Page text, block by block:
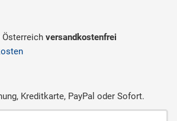
Österreich versandkostenfrei
Kreditkarte, PayPal oder Sofort.